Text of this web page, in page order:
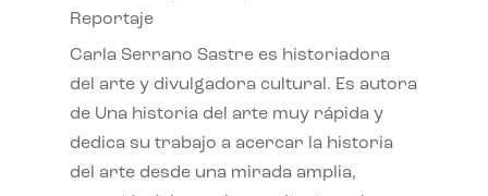
Reportaje
Carla Serrano Sastre es historiadora
del arte y divulgadora cultural. Es autora
de Una historia del arte muy rápida y
dedica su trabajo a acercar la historia
del arte desde una mirada amplia,